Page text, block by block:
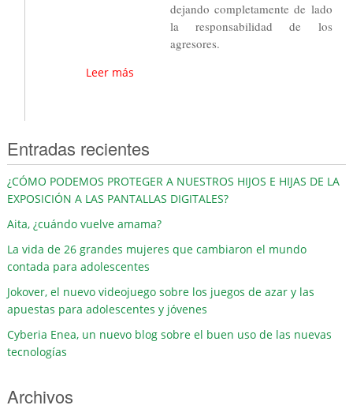
dejando completamente de lado
la responsabilidad de los
agresores.
Leer más
Entradas recientes
¿CÓMO PODEMOS PROTEGER A NUESTROS HIJOS E HIJAS DE LA
EXPOSICIÓN A LAS PANTALLAS DIGITALES?
Aita, ¿cuándo vuelve amama?
La vida de 26 grandes mujeres que cambiaron el mundo
contada para adolescentes
Jokover, el nuevo videojuego sobre los juegos de azar y las
apuestas para adolescentes y jóvenes
Cyberia Enea, un nuevo blog sobre el buen uso de las nuevas
tecnologías
Archivos